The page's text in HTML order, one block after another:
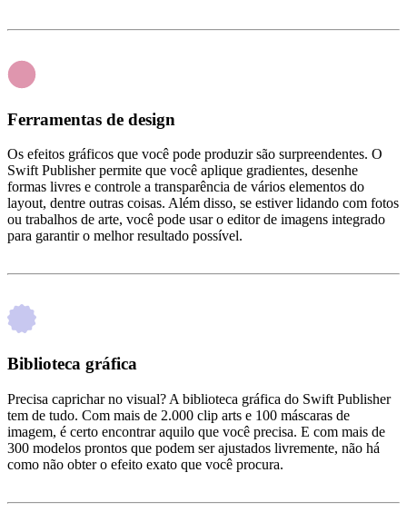
Ferramentas de design
Os efeitos gráficos que você pode produzir são surpreendentes. O
Swift Publisher permite que você aplique gradientes, desenhe
formas livres e controle a transparência de vários elementos do
layout, dentre outras coisas. Além disso, se estiver lidando com fotos
ou trabalhos de arte, você pode usar o editor de imagens integrado
para garantir o melhor resultado possível.
Biblioteca gráfica
Precisa caprichar no visual? A biblioteca gráfica do Swift Publisher
tem de tudo. Com mais de 2.000 clip arts e 100 máscaras de
imagem, é certo encontrar aquilo que você precisa. E com mais de
300 modelos prontos que podem ser ajustados livremente, não há
como não obter o efeito exato que você procura.